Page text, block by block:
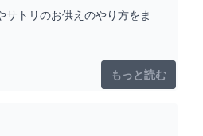
トリのお供えのやり方をま
もっと読む